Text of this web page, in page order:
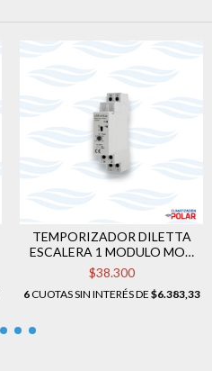
TEMPORIZADOR DILETTA
ESCALERA 1 MODULO MOD
233001
$38.300
6CUOTAS SIN INTERÉS DE $6.383,33